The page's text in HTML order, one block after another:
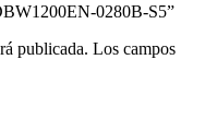
0280B-S5”
publicada. Los campos